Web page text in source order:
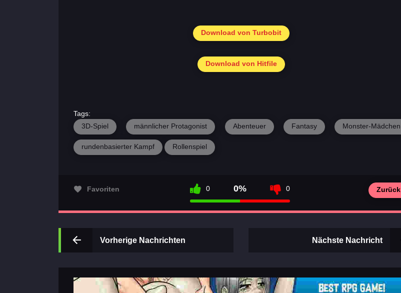
Download von Turbobit
Download von Hitfile
Tags:
3D-Spiel
männlicher Protagonist Abenteuer Fantasy Monster-Mädchen
rundenbasierter Kampf Rollenspiel
Favoriten 0 0% 0 Zurück
Vorherige Nachrichten Nächste Nachricht